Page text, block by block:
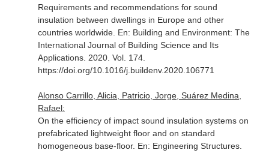
Requirements and recommendations for sound
insulation between dwellings in Europe and other
countries worldwide. En: Building and Environment: The
International Journal of Building Science and Its
Applications. 2020. Vol. 174.
https://doi.org/10.1016/j.buildenv.2020.106771
Alonso Carrillo, Alicia, Patricio, Jorge, Suárez Medina,
Rafael:
On the efficiency of impact sound insulation systems on
prefabricated lightweight floor and on standard
homogeneous base-floor. En: Engineering Structures.